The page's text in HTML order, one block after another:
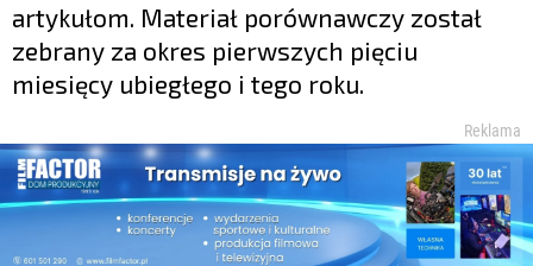
artykułom. Materiał porównawczy został
zebrany za okres pierwszych pięciu
miesięcy ubiegłego i tego roku.
Reklama